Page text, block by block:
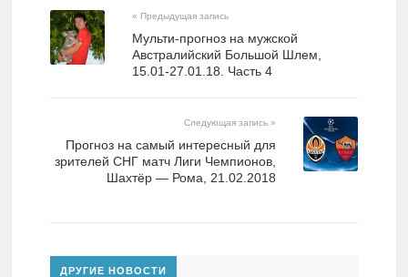
« Предыдущая запись
Мульти-прогноз на мужской
Австралийский Большой Шлем,
15.01-27.01.18. Часть 4
Следующая запись »
Прогноз на самый интересный для
зрителей СНГ матч Лиги Чемпионов,
Шахтёр — Рома, 21.02.2018
ДРУГИЕ НОВОСТИ